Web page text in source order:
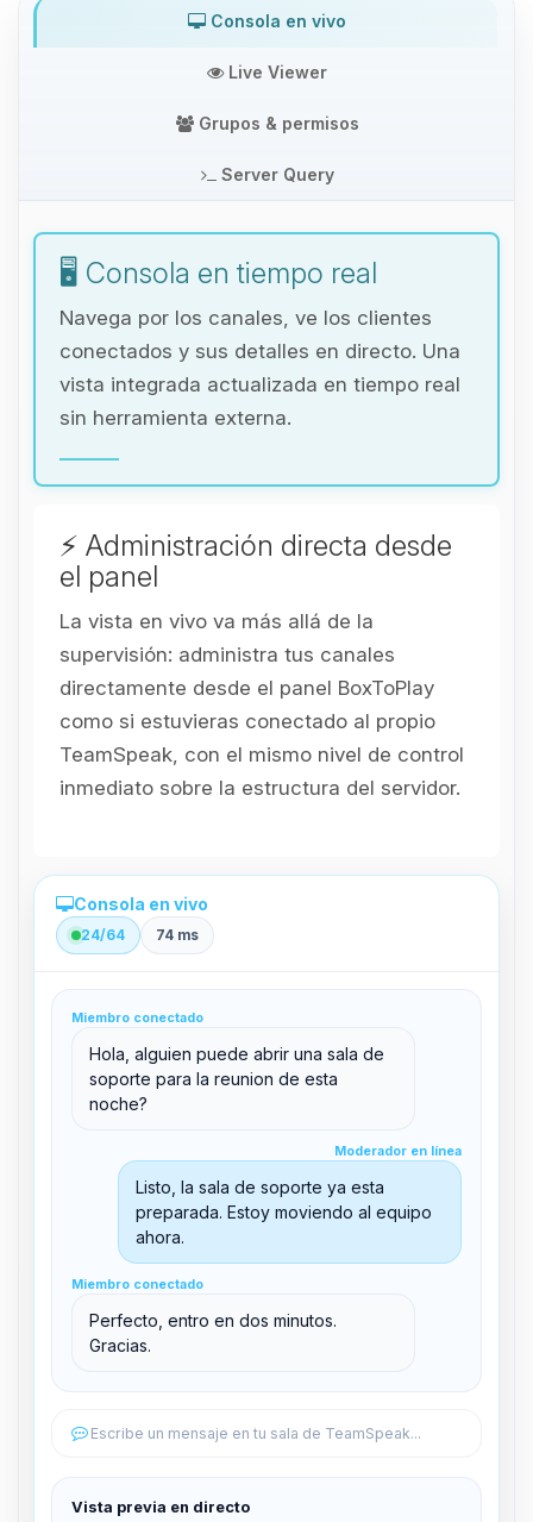
Consola en vivo
Live Viewer
Grupos & permisos
Server Query
🖥️ Consola en tiempo real
Navega por los canales, ve los clientes
conectados y sus detalles en directo. Una
vista integrada actualizada en tiempo real
sin herramienta externa.
⚡ Administración directa desde
el panel
La vista en vivo va más allá de la
supervisión: administra tus canales
directamente desde el panel BoxToPlay
como si estuvieras conectado al propio
TeamSpeak, con el mismo nivel de control
inmediato sobre la estructura del servidor.
Consola en vivo
24/64 74 ms
Miembro conectado
Hola, alguien puede abrir una sala de
soporte para la reunion de esta
noche?
Moderador en línea
Listo, la sala de soporte ya esta
preparada. Estoy moviendo al equipo
ahora.
Miembro conectado
Perfecto, entro en dos minutos.
Gracias.
Escribe un mensaje en tu sala de TeamSpeak...
Vista previa en directo
support@boxtoplay.com
Sala principal
Miembro conectado
Sala de soporte
Editar permisos
Expulsar del canal